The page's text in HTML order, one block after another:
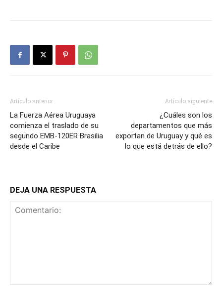
Artículo anterior
La Fuerza Aérea Uruguaya
comienza el traslado de su
segundo EMB-120ER Brasilia
desde el Caribe
Artículo siguiente
¿Cuáles son los
departamentos que más
exportan de Uruguay y qué es
lo que está detrás de ello?
DEJA UNA RESPUESTA